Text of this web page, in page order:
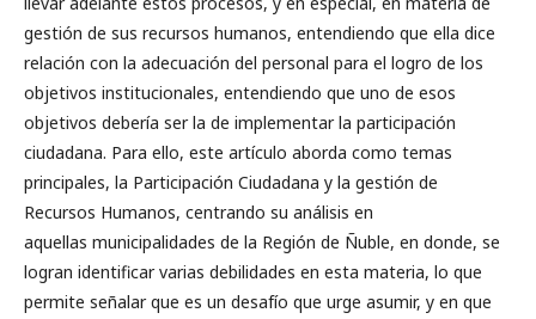
gestión de sus recursos humanos, entendiendo que ella dice
relación con la adecuación del personal para el logro de los
objetivos institucionales, entendiendo que uno de esos
objetivos debería ser la de implementar la participación
ciudadana. Para ello, este artículo aborda como temas
principales, la Participación Ciudadana y la gestión de
Recursos Humanos, centrando su análisis en
aquellas municipalidades de la Región de Ñuble, en donde, se
logran identificar varias debilidades en esta materia, lo que
permite señalar que es un desafío que urge asumir, y en que